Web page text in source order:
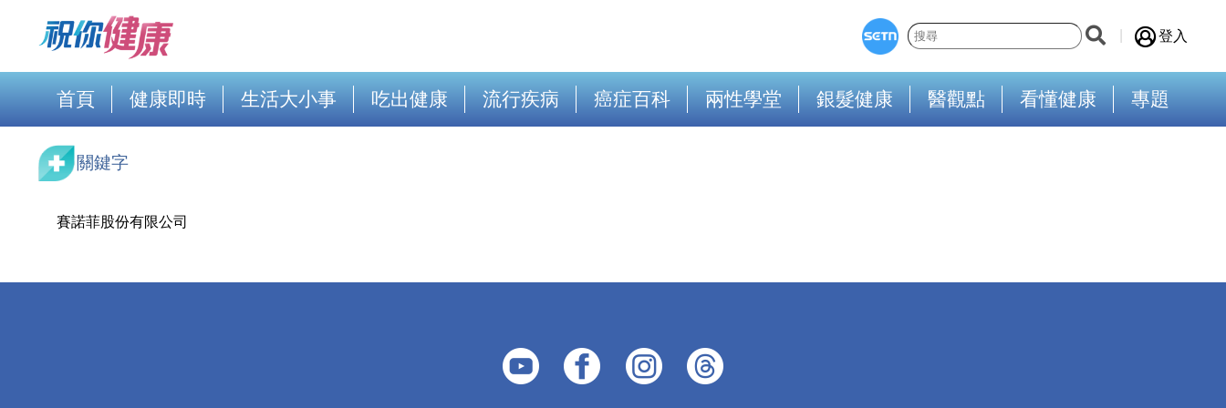
登入
首頁 健康即時 生活大小事 吃出健康 流行疾病 癌症百科 兩性學堂 銀髮健康 醫觀點 看懂健康 專題
關鍵字
賽諾菲股份有限公司